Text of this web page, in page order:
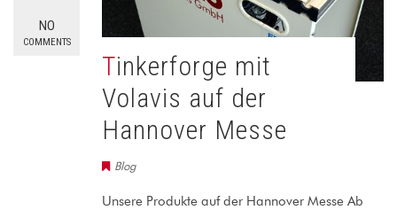
NO
COMMENTS
Tinkerforge mit
Volavis auf der
Hannover Messe
Blog
Unsere Produkte auf der Hannover Messe Ab